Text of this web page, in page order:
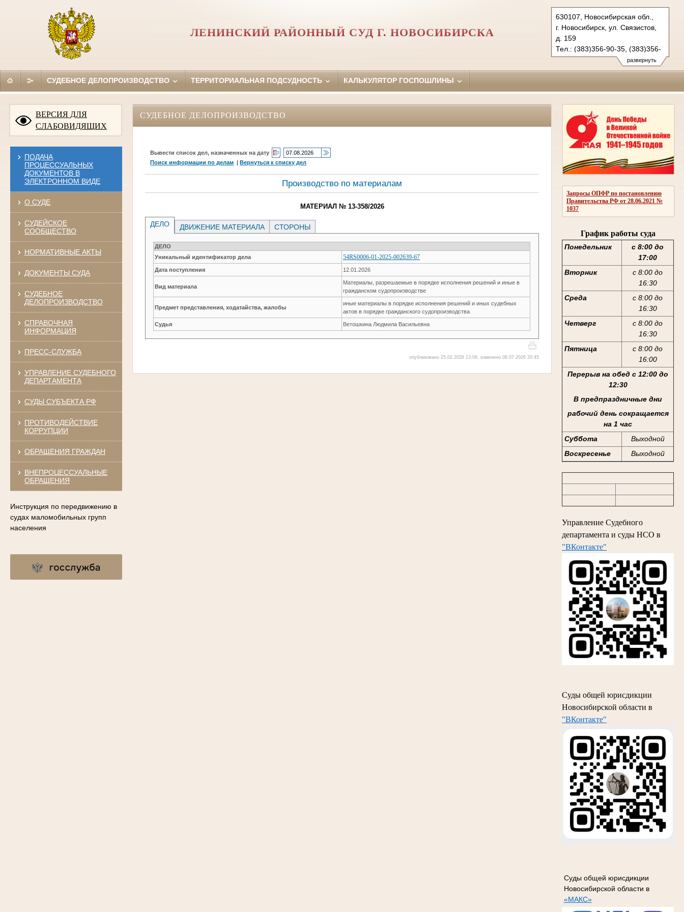
развернуть
630107, Новосибирская обл.,
г. Новосибирск, ул. Связистов,
д. 159
Тел.: (383)356-90-35, (383)356-
90-36 (ф.)
leninsky.nsk@sudrf.ru
ЛЕНИНСКИЙ РАЙОННЫЙ СУД Г. НОВОСИБИРСКА
СУДЕБНОЕ ДЕЛОПРОИЗВОДСТВО ТЕРРИТОРИАЛЬНАЯ ПОДСУДНОСТЬ КАЛЬКУЛЯТОР ГОСПОШЛИНЫ
ВЕРСИЯ ДЛЯ
СЛАБОВИДЯЩИХ
ПОДАЧА
ПРОЦЕССУАЛЬНЫХ
ДОКУМЕНТОВ В
ЭЛЕКТРОННОМ ВИДЕ
О СУДЕ
СУДЕЙСКОЕ
СООБЩЕСТВО
НОРМАТИВНЫЕ АКТЫ
ДОКУМЕНТЫ СУДА
СУДЕБНОЕ
ДЕЛОПРОИЗВОДСТВО
СПРАВОЧНАЯ
ИНФОРМАЦИЯ
ПРЕСС-СЛУЖБА
УПРАВЛЕНИЕ СУДЕБНОГО
ДЕПАРТАМЕНТА
СУДЫ СУБЪЕКТА РФ
ПРОТИВОДЕЙСТВИЕ
КОРРУПЦИИ
ОБРАЩЕНИЯ ГРАЖДАН
ВНЕПРОЦЕССУАЛЬНЫЕ
ОБРАЩЕНИЯ
Инструкция по передвижению в
судах маломобильных групп
населения
Запросы ОПФР по постановлению
Правительства РФ от 28.06.2021 №
1037
График работы суда
Понедельник
с 8:00 до
17:00
Вторник
с 8:00 до
16:30
Среда
с 8:00 до
16:30
Четверг
с 8:00 до
16:30
Пятница
с 8:00 до
16:00
Перерыв на обед с 12:00 до
12:30
В предпраздничные дни
рабочий день сокращается
на 1 час
Суббота
Выходной
Воскресенье
Выходной
Управление Судебного
департамента и суды НСО в
"ВКонтакте"
Суды общей юрисдикции
Новосибирской области в
"ВКонтакте"
Суды общей юрисдикции
Новосибирской области в
«МАКС»
СУДЕБНОЕ ДЕЛОПРОИЗВОДСТВО
Вывести список дел, назначенных на дату
Поиск информации по делам |Вернуться к списку дел
Производство по материалам
МАТЕРИАЛ № 13-358/2026
ДЕЛО ДВИЖЕНИЕ МАТЕРИАЛА СТОРОНЫ
ДЕЛО
Уникальный идентификатор дела
54RS0006-01-2025-002639-67
Дата поступления 12.01.2026
Вид материала
Материалы, разрешаемые в порядке исполнения решений и иные в
гражданском судопроизводстве
Предмет представления, ходатайства, жалобы
иные материалы в порядке исполнения решений и иных судебных
актов в порядке гражданского судопроизводства
Судья Ветошкина Людмила Васильевна
опубликовано 25.02.2026 13:09, изменено 08.07.2026 20:45